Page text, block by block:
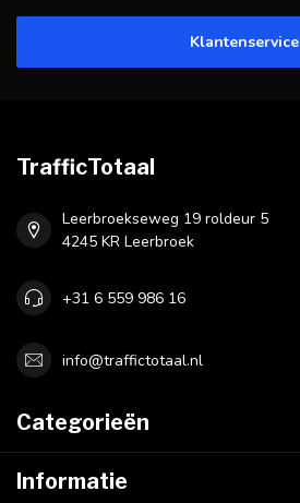
Klantenservice
TrafficTotaal
Leerbroekseweg 19 roldeur 5
4245 KR Leerbroek
+31 6 559 986 16
info@traffictotaal.nl
Categorieën
Informatie